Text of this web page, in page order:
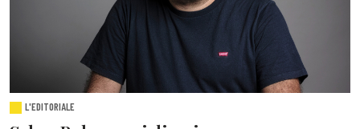
L'EDITORIALE